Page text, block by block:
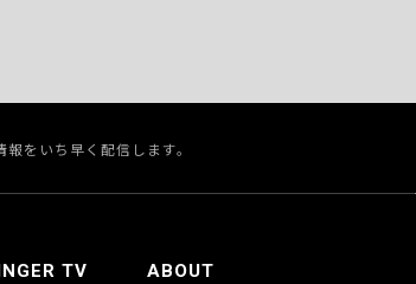
をいち早く配信します。
TV ABOUT